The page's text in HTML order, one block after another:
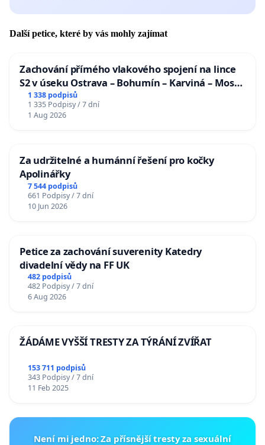
Další petice, které by vás mohly zajímat
Zachování přímého vlakového spojení na lince
S2 v úseku Ostrava – Bohumín – Karviná – Mosty
u Jablunkova
1 338 podpisů
1 335 Podpisy / 7 dní
1 Aug 2026
Za udržitelné a humánní řešení pro kočky
Apolinářky
7 544 podpisů
661 Podpisy / 7 dní
10 Jun 2026
Petice za zachování suverenity Katedry
divadelní vědy na FF UK
482 podpisů
482 Podpisy / 7 dní
6 Aug 2026
ŽÁDÁME VYŠŠÍ TRESTY ZA TÝRÁNÍ ZVÍŘAT
153 711 podpisů
343 Podpisy / 7 dní
11 Feb 2025
Není mi jedno: Za přísnější tresty za sexuální